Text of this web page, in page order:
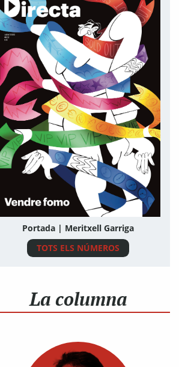
Portada | Meritxell Garriga
TOTS ELS NÚMEROS
La columna